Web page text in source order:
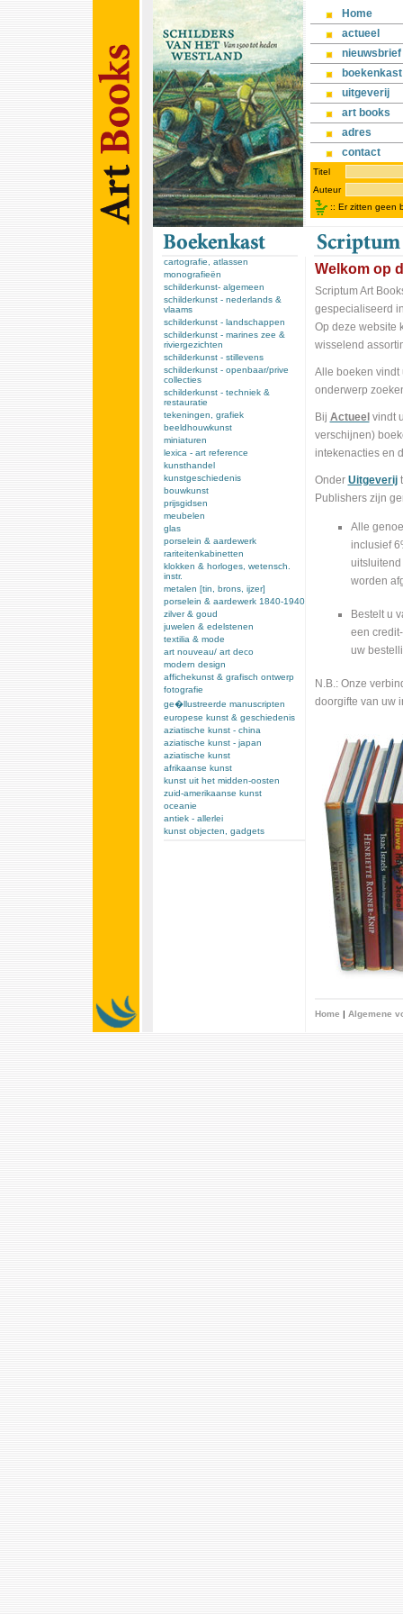
Home
actueel
nieuwsbrief
boekenkast
uitgeverij
art books
adres
contact
Titel
Auteur
:: Er zitten geen
cartografie, atlassen
monografieën
schilderkunst- algemeen
schilderkunst - nederlands &
vlaams
schilderkunst - landschappen
schilderkunst - marines zee &
riviergezichten
schilderkunst - stillevens
schilderkunst - openbaar/prive
collecties
schilderkunst - techniek &
restauratie
tekeningen, grafiek
beeldhouwkunst
miniaturen
lexica - art reference
kunsthandel
kunstgeschiedenis
bouwkunst
prijsgidsen
meubelen
glas
porselein & aardewerk
rariteitenkabinetten
klokken & horloges, wetensch.
instr.
metalen [tin, brons, ijzer]
porselein & aardewerk 1840-1940
zilver & goud
juwelen & edelstenen
textilia & mode
art nouveau/ art deco
modern design
affichekunst & grafisch ontwerp
fotografie
ge�llustreerde manuscripten
europese kunst & geschiedenis
aziatische kunst - china
aziatische kunst - japan
aziatische kunst
afrikaanse kunst
kunst uit het midden-oosten
zuid-amerikaanse kunst
oceanie
antiek - allerlei
kunst objecten, gadgets
Welkom op
Scriptum Art
gespecialiseerd
Op deze website
wisselend
Alle boeken
onderwerp
Bij Actueel vindt
verschijnen)
intekenacties en
Onder Uitgeverij
Publishers zijn
Alle
inclusief
worden
Bestelt u
een
uw
N.B.: Onze
doorgifte van uw
Home | Algemene